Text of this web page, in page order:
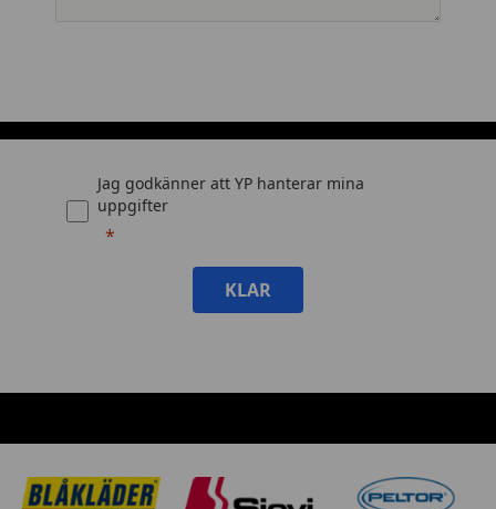
Jag godkänner att YP hanterar mina
uppgifter
KLAR